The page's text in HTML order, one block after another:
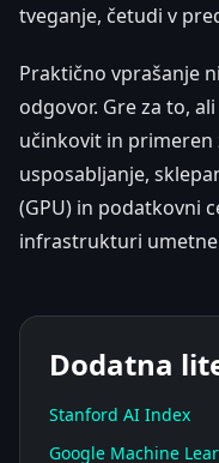
tveganje, četudi v
Praktično vprašanje
odgovor. Gre za to,
učinkovit in primeren
usposabljanje,
(GPU) in podatkovni
infrastrukturi
Dodatna
Stanford AI Index
Google Machine